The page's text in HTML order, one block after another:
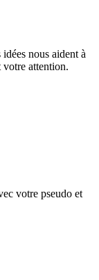
nous aident à
votre attention.
votre pseudo et